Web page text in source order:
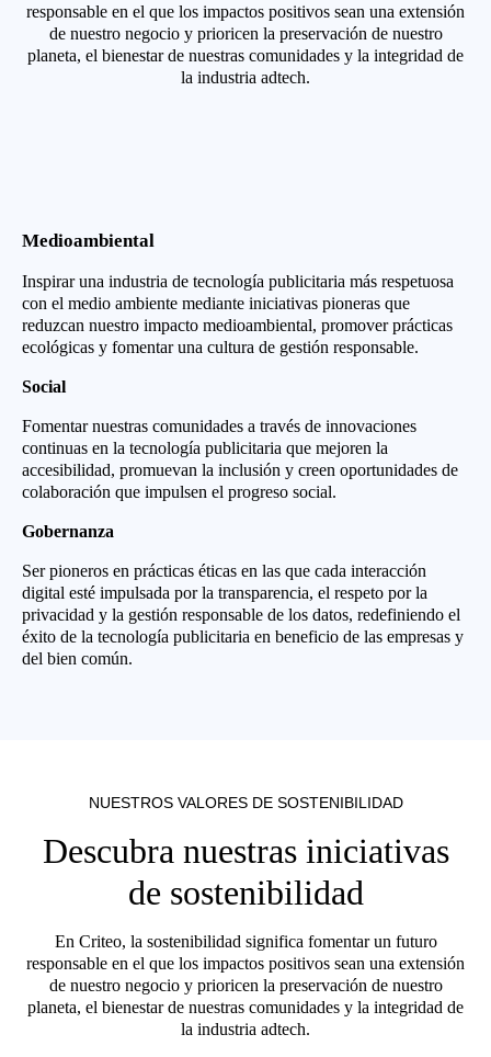
responsable en el que los impactos positivos sean una extensión
de nuestro negocio y prioricen la preservación de nuestro
planeta, el bienestar de nuestras comunidades y la integridad de
la industria adtech.
Medioambiental
Inspirar una industria de tecnología publicitaria más respetuosa
con el medio ambiente mediante iniciativas pioneras que
reduzcan nuestro impacto medioambiental, promover prácticas
ecológicas y fomentar una cultura de gestión responsable.
Social
Fomentar nuestras comunidades a través de innovaciones
continuas en la tecnología publicitaria que mejoren la
accesibilidad, promuevan la inclusión y creen oportunidades de
colaboración que impulsen el progreso social.
Gobernanza
Ser pioneros en prácticas éticas en las que cada interacción
digital esté impulsada por la transparencia, el respeto por la
privacidad y la gestión responsable de los datos, redefiniendo el
éxito de la tecnología publicitaria en beneficio de las empresas y
del bien común.
NUESTROS VALORES DE SOSTENIBILIDAD
Descubra nuestras iniciativas
de sostenibilidad
En Criteo, la sostenibilidad significa fomentar un futuro
responsable en el que los impactos positivos sean una extensión
de nuestro negocio y prioricen la preservación de nuestro
planeta, el bienestar de nuestras comunidades y la integridad de
la industria adtech.